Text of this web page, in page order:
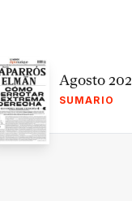
Agosto
SUMARIO